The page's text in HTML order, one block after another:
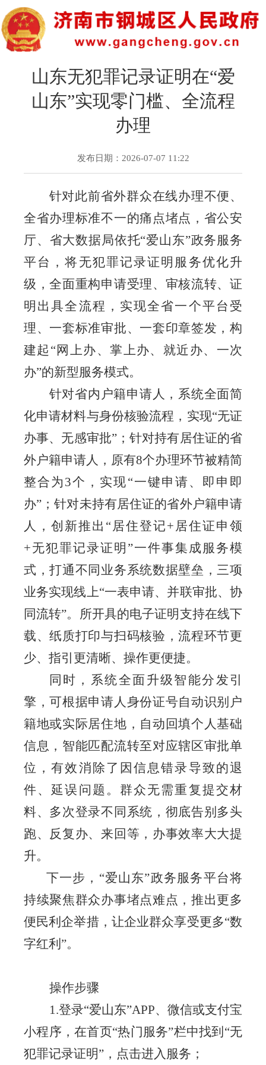
山东无犯罪记录证明在“爱
山东”实现零门槛、全流程
办理
发布日期：2026-07-07 11:22
针对此前省外群众在线办理不便、
全省办理标准不一的痛点堵点，省公安
厅、省大数据局依托“爱山东”政务服务
平台，将无犯罪记录证明服务优化升
级，全面重构申请受理、审核流转、证
明出具全流程，实现全省一个平台受
理、一套标准审批、一套印章签发，构
建起“网上办、掌上办、就近办、一次
办”的新型服务模式。
针对省内户籍申请人，系统全面简
化申请材料与身份核验流程，实现“无证
办事、无感审批”；针对持有居住证的省
外户籍申请人，原有8个办理环节被精简
整合为3个，实现“一键申请、即申即
办”；针对未持有居住证的省外户籍申请
人，创新推出“居住登记+居住证申领
+无犯罪记录证明”一件事集成服务模
式，打通不同业务系统数据壁垒，三项
业务实现线上“一表申请、并联审批、协
同流转”。所开具的电子证明支持在线下
载、纸质打印与扫码核验，流程环节更
少、指引更清晰、操作更便捷。
同时，系统全面升级智能分发引
擎，可根据申请人身份证号自动识别户
籍地或实际居住地，自动回填个人基础
信息，智能匹配流转至对应辖区审批单
位，有效消除了因信息错录导致的退
件、延误问题。群众无需重复提交材
料、多次登录不同系统，彻底告别多头
跑、反复办、来回等，办事效率大大提
升。
下一步， “爱山东”政务服务平台将
持续聚焦群众办事堵点难点，推出更多
便民利企举措， 让企业群众享受更多“数
字红利”。
操作步骤
1.登录“爱山东”APP、微信或支付宝
小程序 ，在首页“热门服务”栏中找到 “无
犯罪记录证明”，点击进入服务 ；